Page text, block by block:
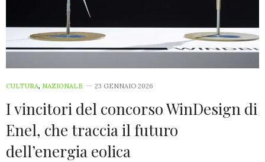
CULTURA, NAZIONALE 23 GENNAIO 2026
I vincitori del concorso WinDesign di
Enel, che traccia il futuro
dell’energia eolica